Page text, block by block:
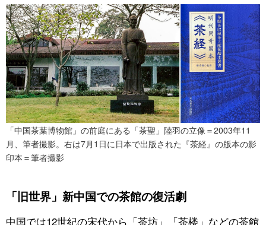
「中国茶葉博物館」の前庭にある「茶聖」陸羽の立像＝2003年11
月、筆者撮影。右は7月1日に日本で出版された『茶経』の版本の影
印本＝筆者撮影
「旧世界」新中国での茶館の復活劇
中国では12世紀の宋代から「茶坊」「茶楼」などの茶館